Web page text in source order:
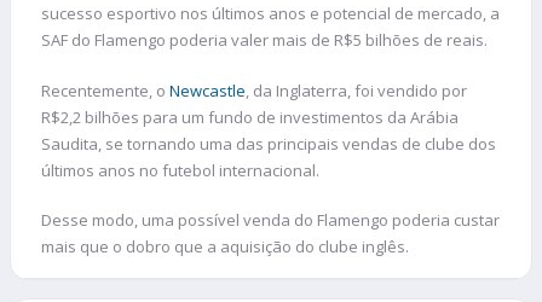
sucesso esportivo nos últimos anos e potencial de mercado, a
SAF do Flamengo poderia valer mais de R$5 bilhões de reais.
Recentemente, o Newcastle, da Inglaterra, foi vendido por
R$2,2 bilhões para um fundo de investimentos da Arábia
Saudita, se tornando uma das principais vendas de clube dos
últimos anos no futebol internacional.
Desse modo, uma possível venda do Flamengo poderia custar
mais que o dobro que a aquisição do clube inglês.